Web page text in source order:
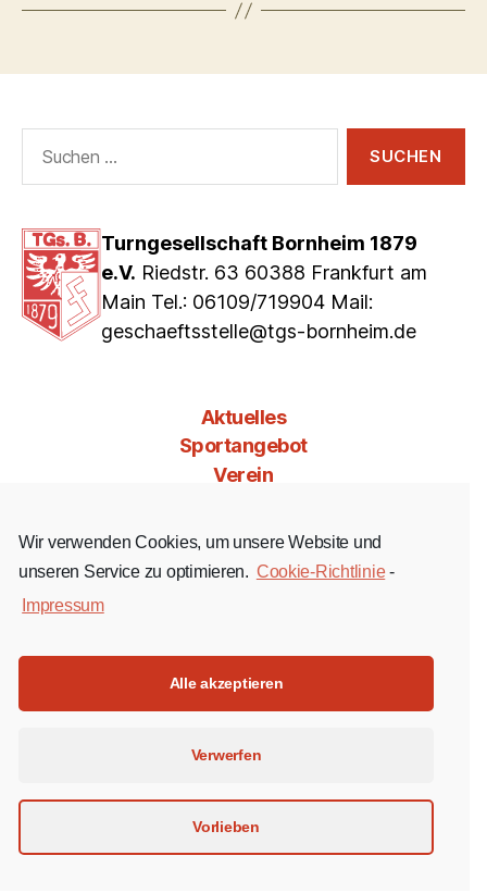
Turngesellschaft Bornheim 1879
e.V. Riedstr. 63 60388 Frankfurt am
Main Tel.: 06109/719904 Mail:
geschaeftsstelle@tgs-bornheim.de
nach:
Aktuelles
Sportangebot
Verein
Jobs & Co
Kontakt
Facebook Instagram YouTube
© 2026 Turngesellschaft Bornheim 1879 e.V.
Impressum
Cookie-Richtlinie (EU)
Wir verwenden Cookies, um unsere Website und
unseren Service zu optimieren. Cookie-Richtlinie-
Impressum
Alle akzeptieren
Verwerfen
Vorlieben